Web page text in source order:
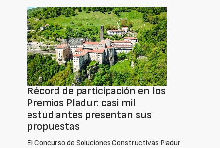
Récord de participación en los
Premios Pladur: casi mil
estudiantes presentan sus
propuestas
El Concurso de Soluciones Constructivas Pladur